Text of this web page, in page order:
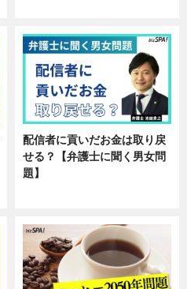
配信者に貢いだお金は取り戻
せる？【弁護士に聞く男女問
題】